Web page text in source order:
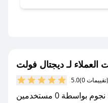
على كل مشترياتك مع
العملاء لـ ديجتال فولت
5.0 (0 تقييمات)